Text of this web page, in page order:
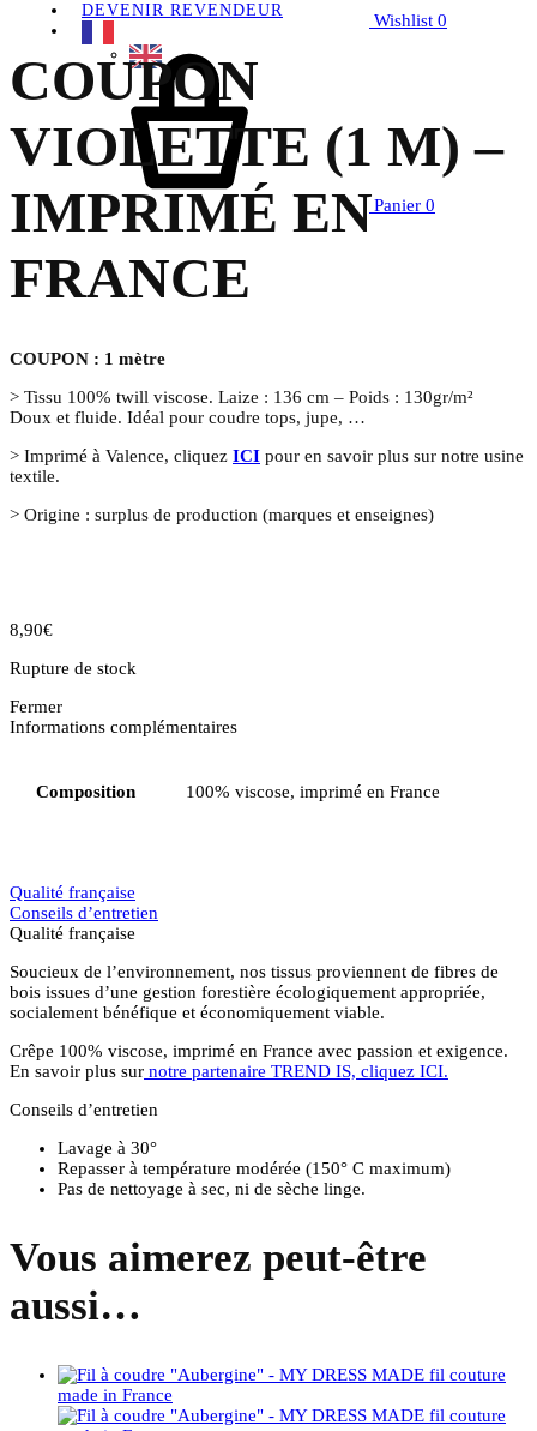
Wishlist 0
Panier 0
DEVENIR REVENDEUR
COUPON
VIOLETTE (1 M) –
IMPRIMÉ EN
FRANCE
COUPON : 1 mètre
> Tissu 100% twill viscose. Laize : 136 cm – Poids : 130gr/m²
Doux et fluide. Idéal pour coudre tops, jupe, …
> Imprimé à Valence, cliquez ICI pour en savoir plus sur notre usine
textile.
> Origine : surplus de production (marques et enseignes)
8,90€
Rupture de stock
Fermer
Informations complémentaires
Composition 100% viscose, imprimé en France
Qualité française
Conseils d’entretien
Qualité française
Soucieux de l’environnement, nos tissus proviennent de fibres de
bois issues d’une gestion forestière écologiquement appropriée,
socialement bénéfique et économiquement viable.
Crêpe 100% viscose, imprimé en France avec passion et exigence.
En savoir plus sur notre partenaire TREND IS, cliquez ICI.
Conseils d’entretien
Lavage à 30°
Repasser à température modérée (150° C maximum)
Pas de nettoyage à sec, ni de sèche linge.
Vous aimerez peut-être
aussi…